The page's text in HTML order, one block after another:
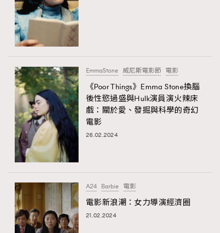
EmmaStone 威尼斯電影節 電影
《Poor Things》Emma Stone換腦
後性慾過盛與Hulk演員演火辣床
戲：關於愛、發掘與科學的奇幻
電影
26.02.2024
A24 Barbie 電影
電影新浪潮：女力導演經濟圈
21.02.2024